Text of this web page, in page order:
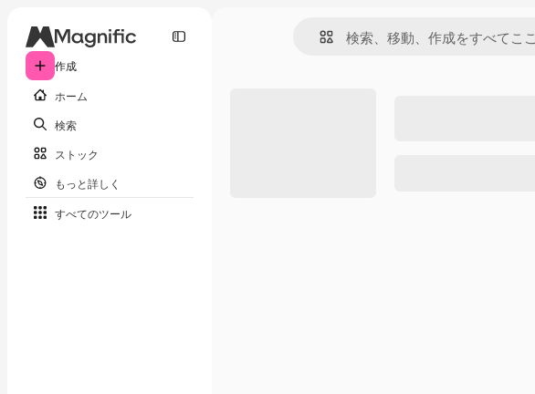
作成
ホーム
検索
ストック
もっと詳しく
すべてのツール